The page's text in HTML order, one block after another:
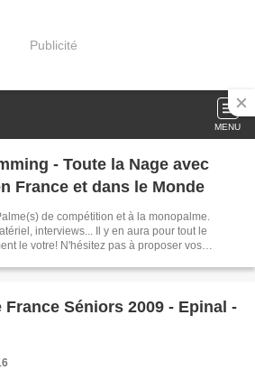
Publicité
MENU
- Toute la Nage avec
France et dans le Monde
de compétition et à la monopalme.
interviews... Il y en aura pour tout le
le votre! N'hésitez pas à proposer vos
Séniors 2009 - Epinal -